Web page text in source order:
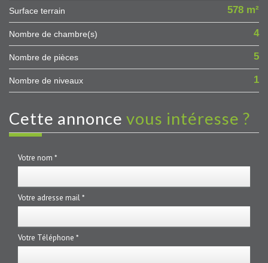
surface terrain 578 m²
Nombre de chambre(s) 4
Nombre de pièces 5
Nombre de niveaux 1
cette annonce vous intéresse ?
Votre nom *
Votre adresse mail *
Votre Téléphone *